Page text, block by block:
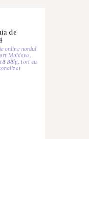
de
online nordul
Moldova,
Bălți,tort cu